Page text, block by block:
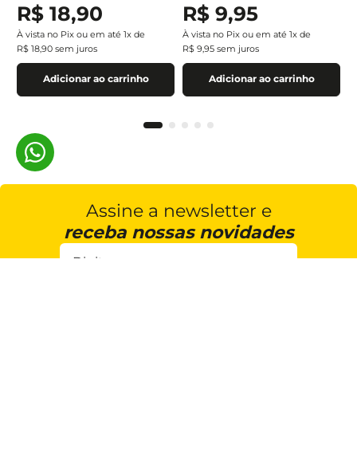
R$ 18,90
À vista no Pix ou em até 1x de
R$ 18,90 sem juros
Adicionar ao carrinho
R$ 9,95
À vista no Pix ou em até 1x de
R$ 9,95 sem juros
Adicionar ao carrinho
Assine a newsletter e
receba nossas novidades